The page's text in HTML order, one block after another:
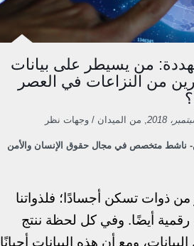
من يسيطر على بيانات
من النزاعات في العصر
, من الميدان / وجهات نظر
متخصص في مجال حقوق الإنسان والأمن
من ذوات تسكن أجسادًا؛ فلذواتنا
رقمية أيضًا. وفي كل لحظة ننتج
ومع أن هذه البيانات أحيانًا